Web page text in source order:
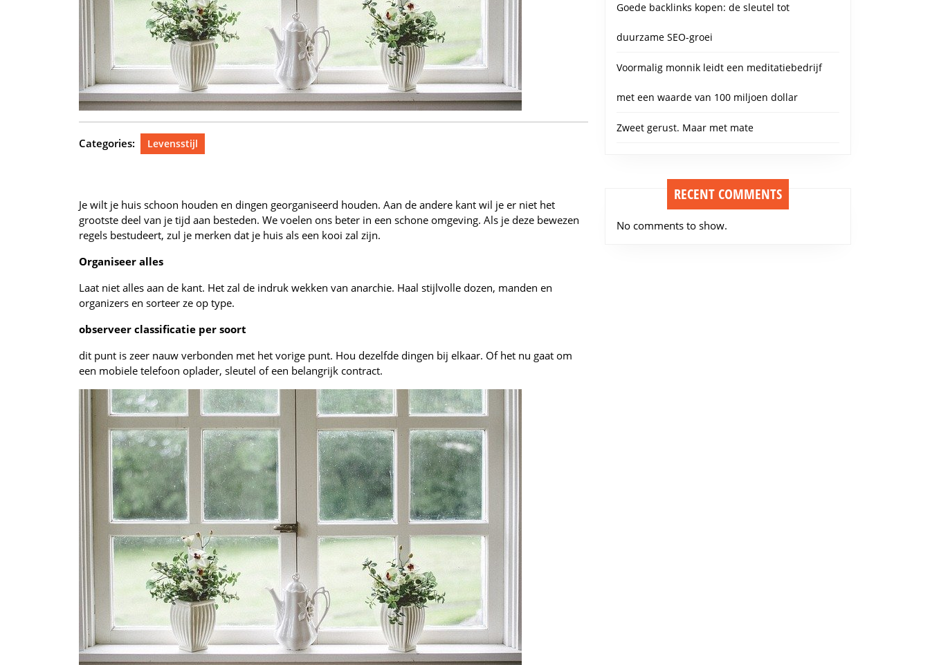
Categories: Levensstijl
Je wilt je huis schoon houden en dingen georganiseerd houden. Aan de andere kant wil je er niet het
grootste deel van je tijd aan besteden. We voelen ons beter in een schone omgeving. Als je deze bewezen
regels bestudeert, zul je merken dat je huis als een kooi zal zijn.
Organiseer alles
Laat niet alles aan de kant. Het zal de indruk wekken van anarchie. Haal stijlvolle dozen, manden en
organizers en sorteer ze op type.
observeer classificatie per soort
dit punt is zeer nauw verbonden met het vorige punt. Hou dezelfde dingen bij elkaar. Of het nu gaat om
een mobiele telefoon oplader, sleutel of een belangrijk contract.
Goede backlinks kopen: de sleutel tot
duurzame SEO-groei
Voormalig monnik leidt een meditatiebedrijf
met een waarde van 100 miljoen dollar
Zweet gerust. Maar met mate
RECENT COMMENTS
No comments to show.